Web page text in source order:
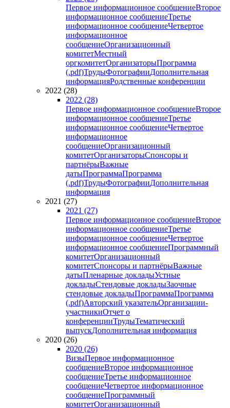
Первое информационное сообщениеВторое
информационное сообщениеТретье
информационное сообщениеЧетвертое
информационное
сообщениеОрганизационный
комитетМестный
оргкомитетОрганизаторыПрограмма
(.pdf)ТрудыФотографииДополнительная
информацияРодственные конференции
2022 (28)
2022 (28)
Первое информационное сообщениеВторое
информационное сообщениеТретье
информационное сообщениеЧетвертое
информационное
сообщениеОрганизационный
комитетОрганизаторыСпонсоры и
партнёрыВажные
датыПрограммаПрограмма
(.pdf)ТрудыФотографииДополнительная
информация
2021 (27)
2021 (27)
Первое информационное сообщениеВторое
информационное сообщениеТретье
информационное сообщениеЧетвертое
информационное сообщениеПрограммный
комитетОрганизационный
комитетСпонсоры и партнёрыВажные
датыПленарные докладыУстные
докладыСтендовые докладыЗаочные
стендовые докладыПрограммаПрограмма
(.pdf)Авторский указательОрганизации-
участникиОтчет о
конференцииТрудыТематический
выпускДополнительная информация
2020 (26)
2020 (26)
ВизыПервое информационное
сообщениеВторое информационное
сообщениеТретье информационное
сообщениеЧетвертое информационное
сообщениеПрограммный
комитетОрганизационный